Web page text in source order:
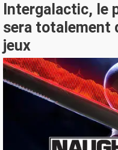
Intergalactic, le
sera totalement
jeux